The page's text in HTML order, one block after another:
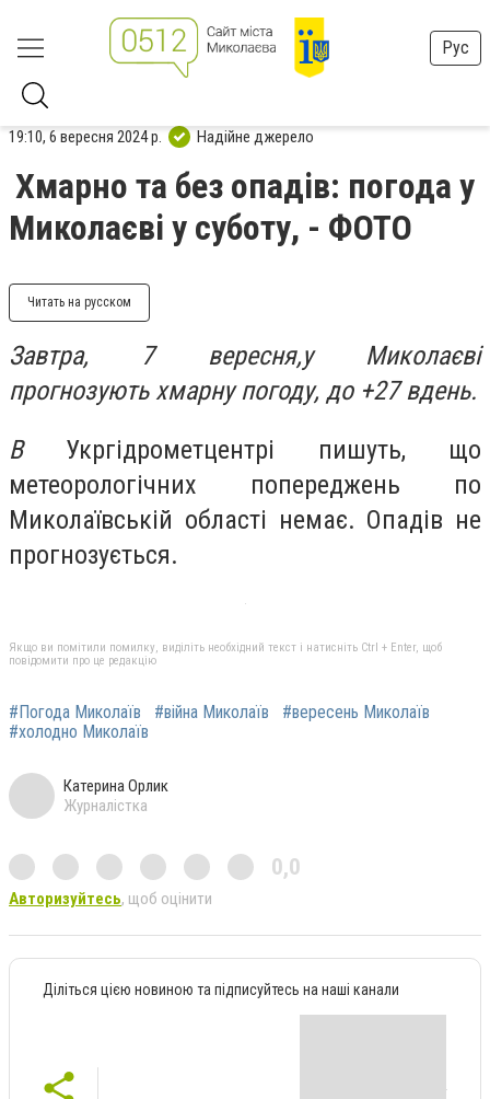
Рус
19:10, 6 вересня 2024 р. Надійне джерело
Хмарно та без опадів: погода у
Миколаєві у суботу, - ФОТО
Читать на русском
Завтра, 7 вересня,у Миколаєві
прогнозують хмарну погоду, до +27 вдень.
В Укргідрометцентрі пишуть, що
метеорологічних попереджень по
Миколаївській області немає. Опадів не
прогнозується.
Якщо ви помітили помилку, виділіть необхідний текст і натисніть Ctrl + Enter, щоб
повідомити про це редакцію
#Погода Миколаїв #війна Миколаїв
#вересень Миколаїв
#холодно Миколаїв
Катерина Орлик
Журналістка
0,0
Авторизуйтесь, щоб оцінити
Діліться цією новиною та підписуйтесь на наші канали